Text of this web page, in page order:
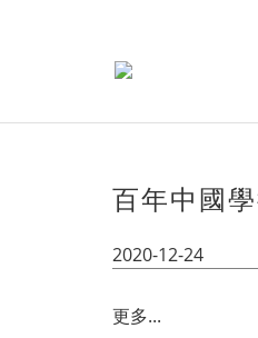
百年中國
2020-12-24
更多...